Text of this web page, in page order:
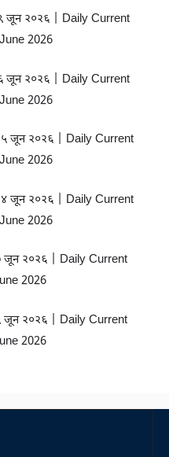
जून २०२६ | Daily Current
2026
जून २०२६ | Daily Current
2026
जून २०२६ | Daily Current
2026
जून २०२६ | Daily Current
2026
जून २०२६ | Daily Current
2026
जून २०२६ | Daily Current
2026